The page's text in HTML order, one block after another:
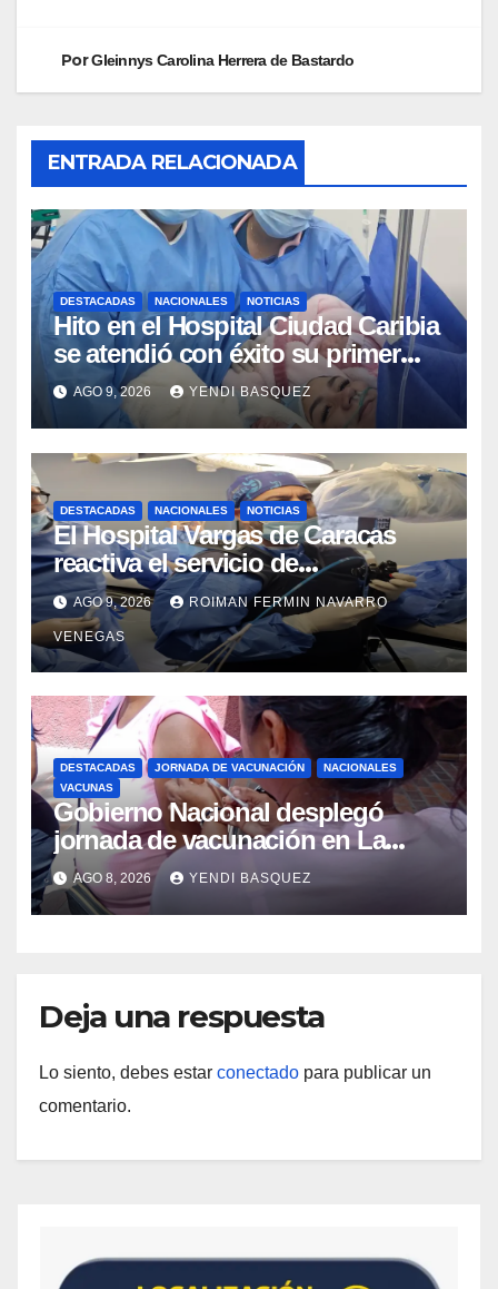
PorGleinnys Carolina Herrera de Bastardo
ENTRADA RELACIONADA
DESTACADAS NACIONALES NOTICIAS
Hito en el Hospital Ciudad Caribia
se atendió con éxito su primer
parto gemelar
AGO 9, 2026 YENDI BASQUEZ
DESTACADAS NACIONALES NOTICIAS
El Hospital Vargas de Caracas
reactiva el servicio de
Colangiopancreatografía
Retrógrada Endoscópica para
beneficiar a cientos de pacientes
AGO 9, 2026 ROIMAN FERMIN NAVARRO
VENEGAS
DESTACADAS JORNADA DE VACUNACIÓN
NACIONALES
VACUNAS
Gobierno Nacional desplegó
jornada de vacunación en La
Guaira para garantizar protección
epidemiológica
AGO 8, 2026 YENDI BASQUEZ
Deja una respuesta
Lo siento, debes estar conectado para publicar un
comentario.